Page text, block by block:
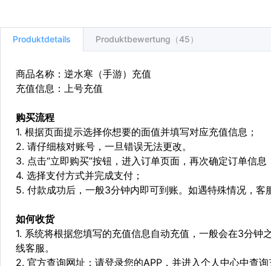
Produktdetails Produktbewertung（45）
商品名称：逆水寒（手游）充值
充值信息：上号充值
购买流程
1. 根据页面提示选择你想要的面值并填写对应充值信息；
2. 请仔细核对账号，一旦错误无法更改。
3. 点击“立即购买”按钮，进入订单页面，再次确定订单信息
4. 选择支付方式并完成支付；
5. 付款成功后，一般3分钟内即可到账。如遇特殊情况，
如何收货
1. 系统将根据您填写的充值信息自动充值，一般会在3分
线客服。
2. 官方查询网址：请登录您的APP，并进入个人中心中查